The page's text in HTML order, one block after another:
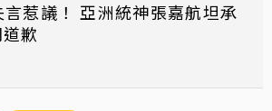
惹議！ 亞洲統神張嘉航坦承
道歉